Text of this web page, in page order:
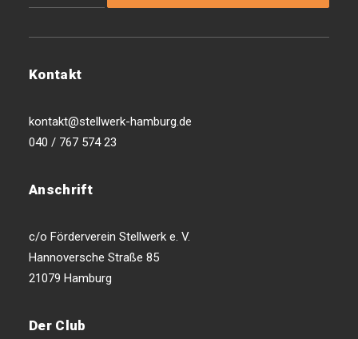
Kontakt
kontakt@stellwerk-hamburg.de
040 / 767 574 23
Anschrift
c/o Förderverein Stellwerk e. V.
Hannoversche Straße 85
21079 Hamburg
Der Club